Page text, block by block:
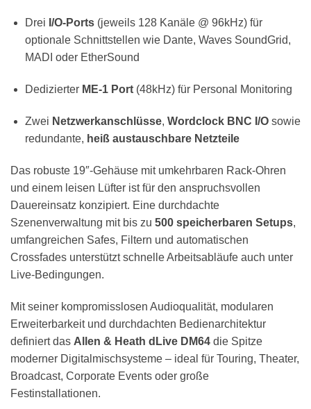
Drei I/O-Ports(jeweils 128 Kanäle @ 96kHz) für
optionale Schnittstellen wie Dante, Waves SoundGrid,
MADI oder EtherSound
Dedizierter ME-1 Port(48kHz) für Personal Monitoring
Zwei Netzwerkanschlüsse, Wordclock BNC I/Osowie
redundante, heiß austauschbare Netzteile
Das robuste 19″-Gehäuse mit umkehrbaren Rack-Ohren
und einem leisen Lüfter ist für den anspruchsvollen
Dauereinsatz konzipiert. Eine durchdachte
Szenenverwaltung mit bis zu 500 speicherbaren Setups,
umfangreichen Safes, Filtern und automatischen
Crossfades unterstützt schnelle Arbeitsabläufe auch unter
Live-Bedingungen.
Mit seiner kompromisslosen Audioqualität, modularen
Erweiterbarkeit und durchdachten Bedienarchitektur
definiert das Allen & Heath dLive DM64 die Spitze
moderner Digitalmischsysteme – ideal für Touring, Theater,
Broadcast, Corporate Events oder große
Festinstallationen.